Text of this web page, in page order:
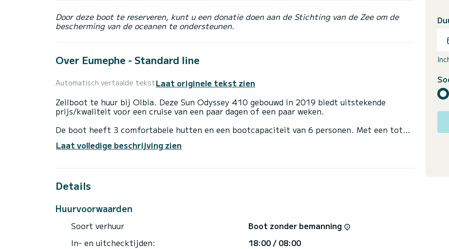
Door deze boot te reserveren, kunt u een donatie doen aan de Stichting van de Zee om de
bescherming van de oceanen te ondersteunen.
Over Eumephe - Standard line
Automatisch vertaalde tekstLaat originele tekst zien
Zeilboot te huur bij Olbia. Deze Sun Odyssey 410 gebouwd in 2019 biedt uitstekende
prijs/kwaliteit voor een cruise van een paar dagen of een paar weken.
De boot heeft 3 comfortabele hutten en een bootcapaciteit van 6 personen. Met een totale
water bij Olbia
Deze Sun Odyssey 410 b> is uitgerust met 2 met douche.
Deze boot is uitgerust met een rolgrootzeil en een rolgenua. Het beschikt over de volgende
Voor elk verzoek om informatie of reservering, klik op op de knop "vraag een offerte aan"
Laat volledige beschrijving zien
Details
Huurvoorwaarden
Soort verhuur
Boot zonder bemanning
In- en uitchecktijden:
18:00 / 08:00